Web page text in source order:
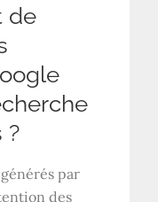
de
?
par
des